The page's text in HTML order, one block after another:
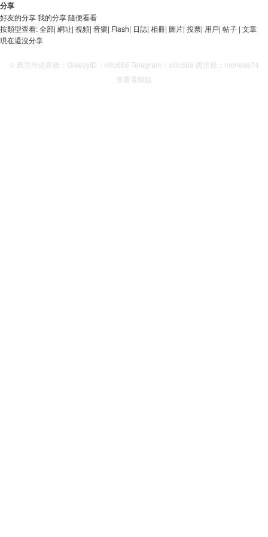
分享
好友的分享我的分享隨便看看
按類型查看:全部| 網址| 視頻| 音樂| Flash| 日誌| 相冊| 圖片| 投票| 用戶| 帖子 | 文章
現在還沒分享
© 西里外送茶賴：GleezyID：xilic666 Telegram：xilic666 西里賴：monesa74
查看電腦版